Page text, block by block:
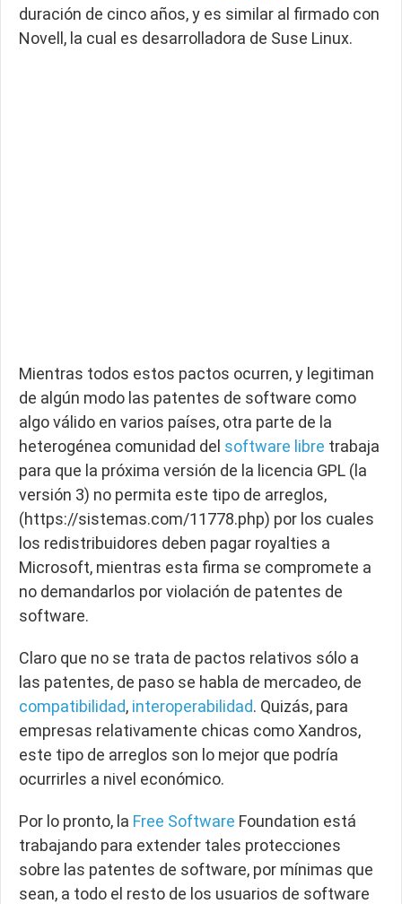
duración de cinco años, y es similar al firmado con
Novell, la cual es desarrolladora de Suse Linux.
Mientras todos estos pactos ocurren, y legitiman
de algún modo las patentes de software como
algo válido en varios países, otra parte de la
heterogénea comunidad del software libre trabaja
para que la próxima versión de la licencia GPL (la
versión 3) no permita este tipo de arreglos,
(https://sistemas.com/11778.php) por los cuales
los redistribuidores deben pagar royalties a
Microsoft, mientras esta firma se compromete a
no demandarlos por violación de patentes de
software.
Claro que no se trata de pactos relativos sólo a
las patentes, de paso se habla de mercadeo, de
compatibilidad, interoperabilidad. Quizás, para
empresas relativamente chicas como Xandros,
este tipo de arreglos son lo mejor que podría
ocurrirles a nivel económico.
Por lo pronto, la Free Software Foundation está
trabajando para extender tales protecciones
sobre las patentes de software, por mínimas que
sean, a todo el resto de los usuarios de software